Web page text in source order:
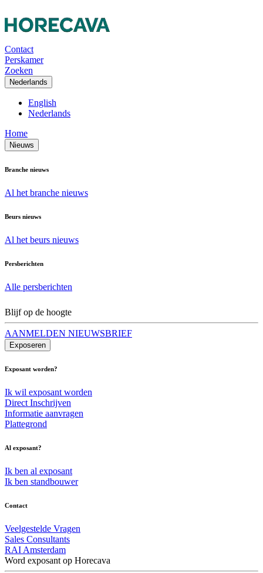
Contact
Perskamer
Zoeken
Nederlands
English
Nederlands
Home
Nieuws
Branche nieuws
Al het branche nieuws
Beurs nieuws
Al het beurs nieuws
Persberichten
Alle persberichten
Blijf op de hoogte
AANMELDEN NIEUWSBRIEF
Exposeren
Exposant worden?
Ik wil exposant worden
Direct Inschrijven
Informatie aanvragen
Plattegrond
Al exposant?
Ik ben al exposant
Ik ben standbouwer
Contact
Veelgestelde Vragen
Sales Consultants
RAI Amsterdam
Word exposant op Horecava